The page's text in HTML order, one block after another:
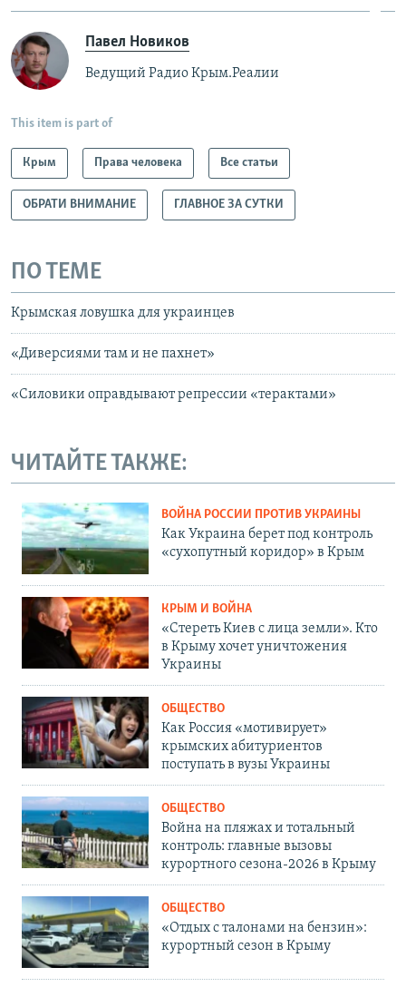
Павел Новиков
Ведущий Радио Крым.Реалии
This item is part of
Крым Права человека Все статьи
ОБРАТИ ВНИМАНИЕ ГЛАВНОЕ ЗА СУТКИ
ПО ТЕМЕ
Крымская ловушка для украинцев
«Диверсиями там и не пахнет»
«Силовики оправдывают репрессии «терактами»
ЧИТАЙТЕ ТАКЖЕ:
ВОЙНА РОССИИ ПРОТИВ УКРАИНЫ
Как Украина берет под контроль
«сухопутный коридор» в Крым
КРЫМ И ВОЙНА
«Стереть Киев с лица земли». Кто
в Крыму хочет уничтожения
Украины
ОБЩЕСТВО
Как Россия «мотивирует»
крымских абитуриентов
поступать в вузы Украины
ОБЩЕСТВО
Война на пляжах и тотальный
контроль: главные вызовы
курортного сезона-2026 в Крыму
ОБЩЕСТВО
«Отдых с талонами на бензин»:
курортный сезон в Крыму